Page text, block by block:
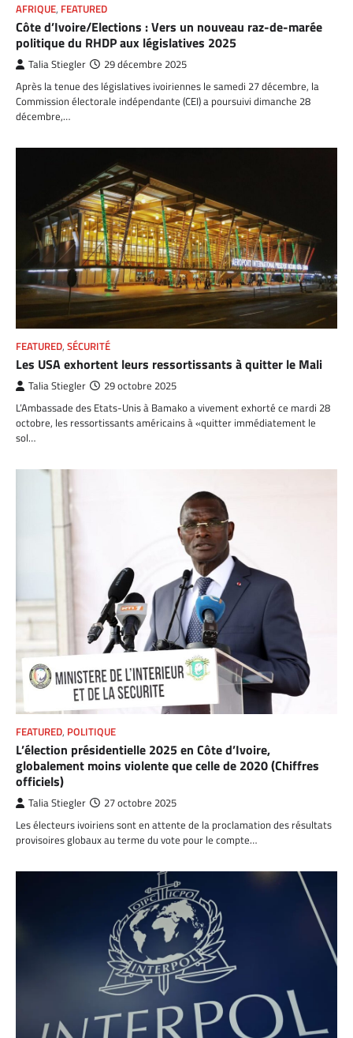
AFRIQUE, FEATURED
Côte d’Ivoire/Elections : Vers un nouveau raz-de-marée
politique du RHDP aux législatives 2025
Talia Stiegler 29 décembre 2025
Après la tenue des législatives ivoiriennes le samedi 27 décembre, la
Commission électorale indépendante (CEI) a poursuivi dimanche 28
décembre,…
FEATURED, SÉCURITÉ
Les USA exhortent leurs ressortissants à quitter le Mali
Talia Stiegler 29 octobre 2025
L’Ambassade des Etats-Unis à Bamako a vivement exhorté ce mardi 28
octobre, les ressortissants américains à «quitter immédiatement le
sol…
FEATURED, POLITIQUE
L’élection présidentielle 2025 en Côte d’Ivoire,
globalement moins violente que celle de 2020 (Chiffres
officiels)
Talia Stiegler 27 octobre 2025
Les électeurs ivoiriens sont en attente de la proclamation des résultats
provisoires globaux au terme du vote pour le compte…